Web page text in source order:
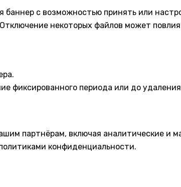
с возможностью принять или
некоторых файлов может
фиксированного периода или до
партнёрам, включая аналитические и
конфиденциальности.